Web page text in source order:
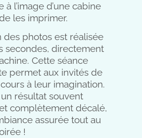
à l’image d’une cabine
les imprimer.
des photos est réalisée
secondes, directement
Cette séance
permet aux invités de
à leur imagination.
résultat souvent
complètement décalé,
assurée tout au
!